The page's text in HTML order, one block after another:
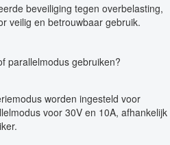
beveiliging tegen overbelasting,
veilig en betrouwbaar gebruik.
parallelmodus gebruiken?
worden ingesteld voor
voor 30V en 10A, afhankelijk